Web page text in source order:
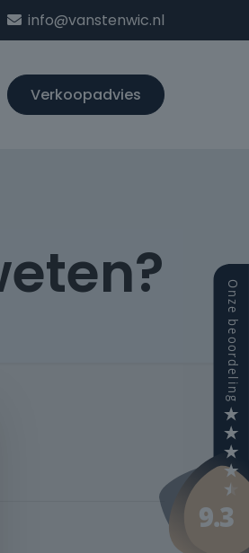
info@vanstenwic.nl
Verkoopadvies